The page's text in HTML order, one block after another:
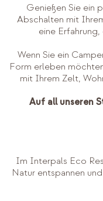
Genießen Sie ein
Abschalten mit
eine
Wenn Sie ein
Form erleben
mit Ihrem Zelt,
Auf all unseren
Im Interpals Eco
Natur entspannen